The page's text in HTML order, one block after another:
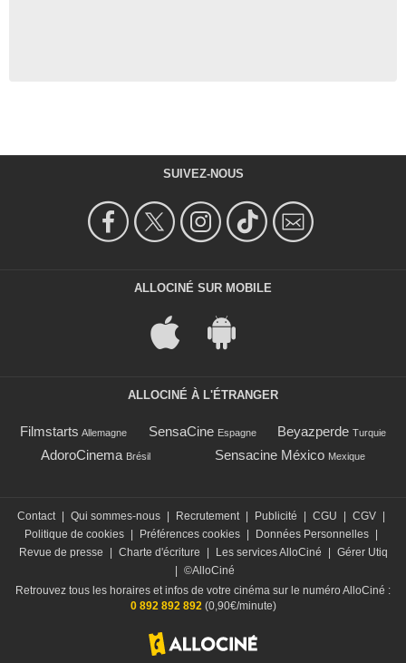
SUIVEZ-NOUS
ALLOCINÉ SUR MOBILE
ALLOCINÉ À L'ÉTRANGER
Filmstarts Allemagne SensaCine Espagne Beyazperde Turquie
AdoroCinema Brésil Sensacine México Mexique
Contact Qui sommes-nous Recrutement Publicité CGU CGV
Politique de cookies
Préférences cookies Données Personnelles
Revue de presse
Charte d'écriture Les services AlloCiné
Gérer Utiq
©AlloCiné
Retrouvez tous les horaires et infos de votre cinéma sur le numéro AlloCiné :
0 892 892 892(0,90€/minute)